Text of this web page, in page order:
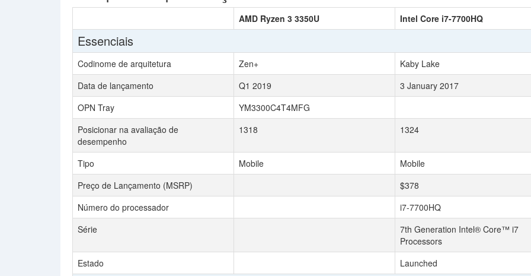
AMD Ryzen 3 3350U Intel Core i7-7700HQ
Essenciais
Codinome de arquitetura Zen+
Kaby Lake
Data de lançamento
Q1 2019
3 January 2017
OPN Tray
YM3300C4T4MFG
Posicionar na avaliação de
desempenho
1318 1324
Tipo Mobile
Mobile
Preço de Lançamento (MSRP)
$378
Número do processador
i7-7700HQ
Série
7th Generation Intel® Core™ i7
Processors
Estado
Launched